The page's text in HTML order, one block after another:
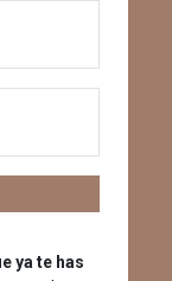
ya te has